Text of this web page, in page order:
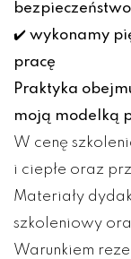
✔️ wykonamy
pracę
Praktyka
moją modelką
W cenę
i ciepłe oraz
Materiały
szkoleniowy
Warunkiem